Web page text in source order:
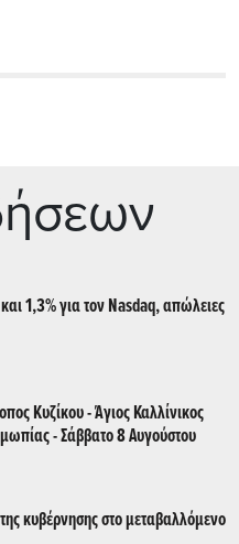
1,3% για τον Nasdaq, απώλειες
Κυζίκου - Άγιος Καλλίνικος
- Σάββατο 8 Αυγούστου
κυβέρνησης στο μεταβαλλόμενο